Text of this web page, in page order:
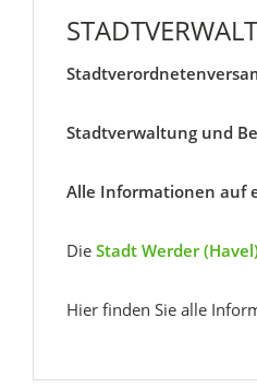
Stadtverwaltung und
Alle Informationen auf
Die Stadt Werder
Hier finden Sie alle